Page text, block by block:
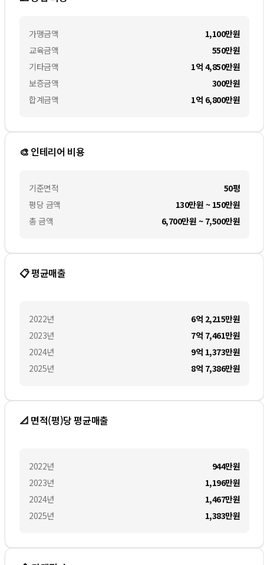
가맹금액
교육금액
기타금액
보증금액
합계금액
1,100만원
550만원
1억 4,850만원
300만원
1억 6,800만원
🎨 인테리어 비용
기준면적
평당 금액
총 금액
50평
130만원 ~ 150만원
6,700만원 ~ 7,500만원
📋 평균매출
2022년
2023년
2024년
2025년
6억 2,215만원
7억 7,461만원
9억 1,373만원
8억 7,386만원
📐 면적(평)당 평균매출
2022년
2023년
2024년
2025년
944만원
1,196만원
1,467만원
1,383만원